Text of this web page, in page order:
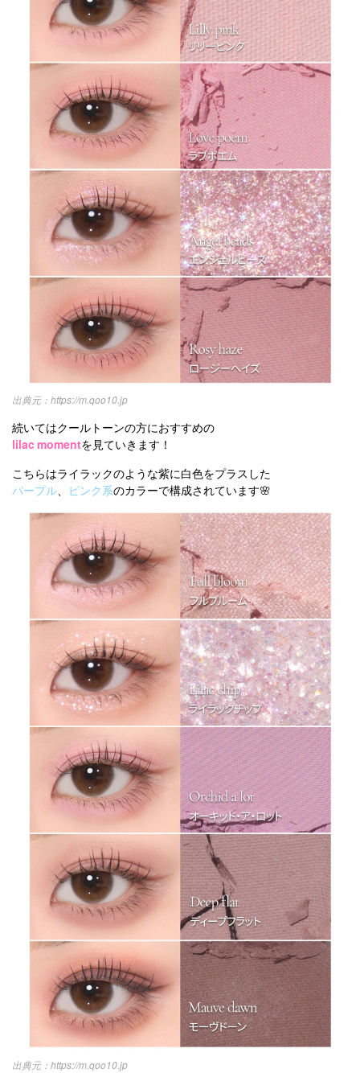
https://m.qoo10.jp
続いてはクールトーンの方におすすめの
lilac momentを見ていきます！
こちらはライラックのような紫に白色をプラスした
パープル、 ピンク系のカラーで構成されています🌸
https://m.qoo10.jp